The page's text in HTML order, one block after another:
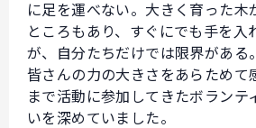
に足を運べない。大きく育った木
ところもあり、すぐにでも手を入
が、自分たちだけでは限界がある
皆さんの力の大きさをあらためて
まで活動に参加してきたボランテ
いを深めていました。